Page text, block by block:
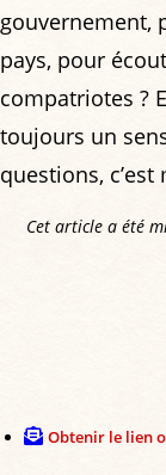
gouvernement,
pays, pour
compatriotes ?
toujours un
questions,
Cet article a été
Obtenir le lien